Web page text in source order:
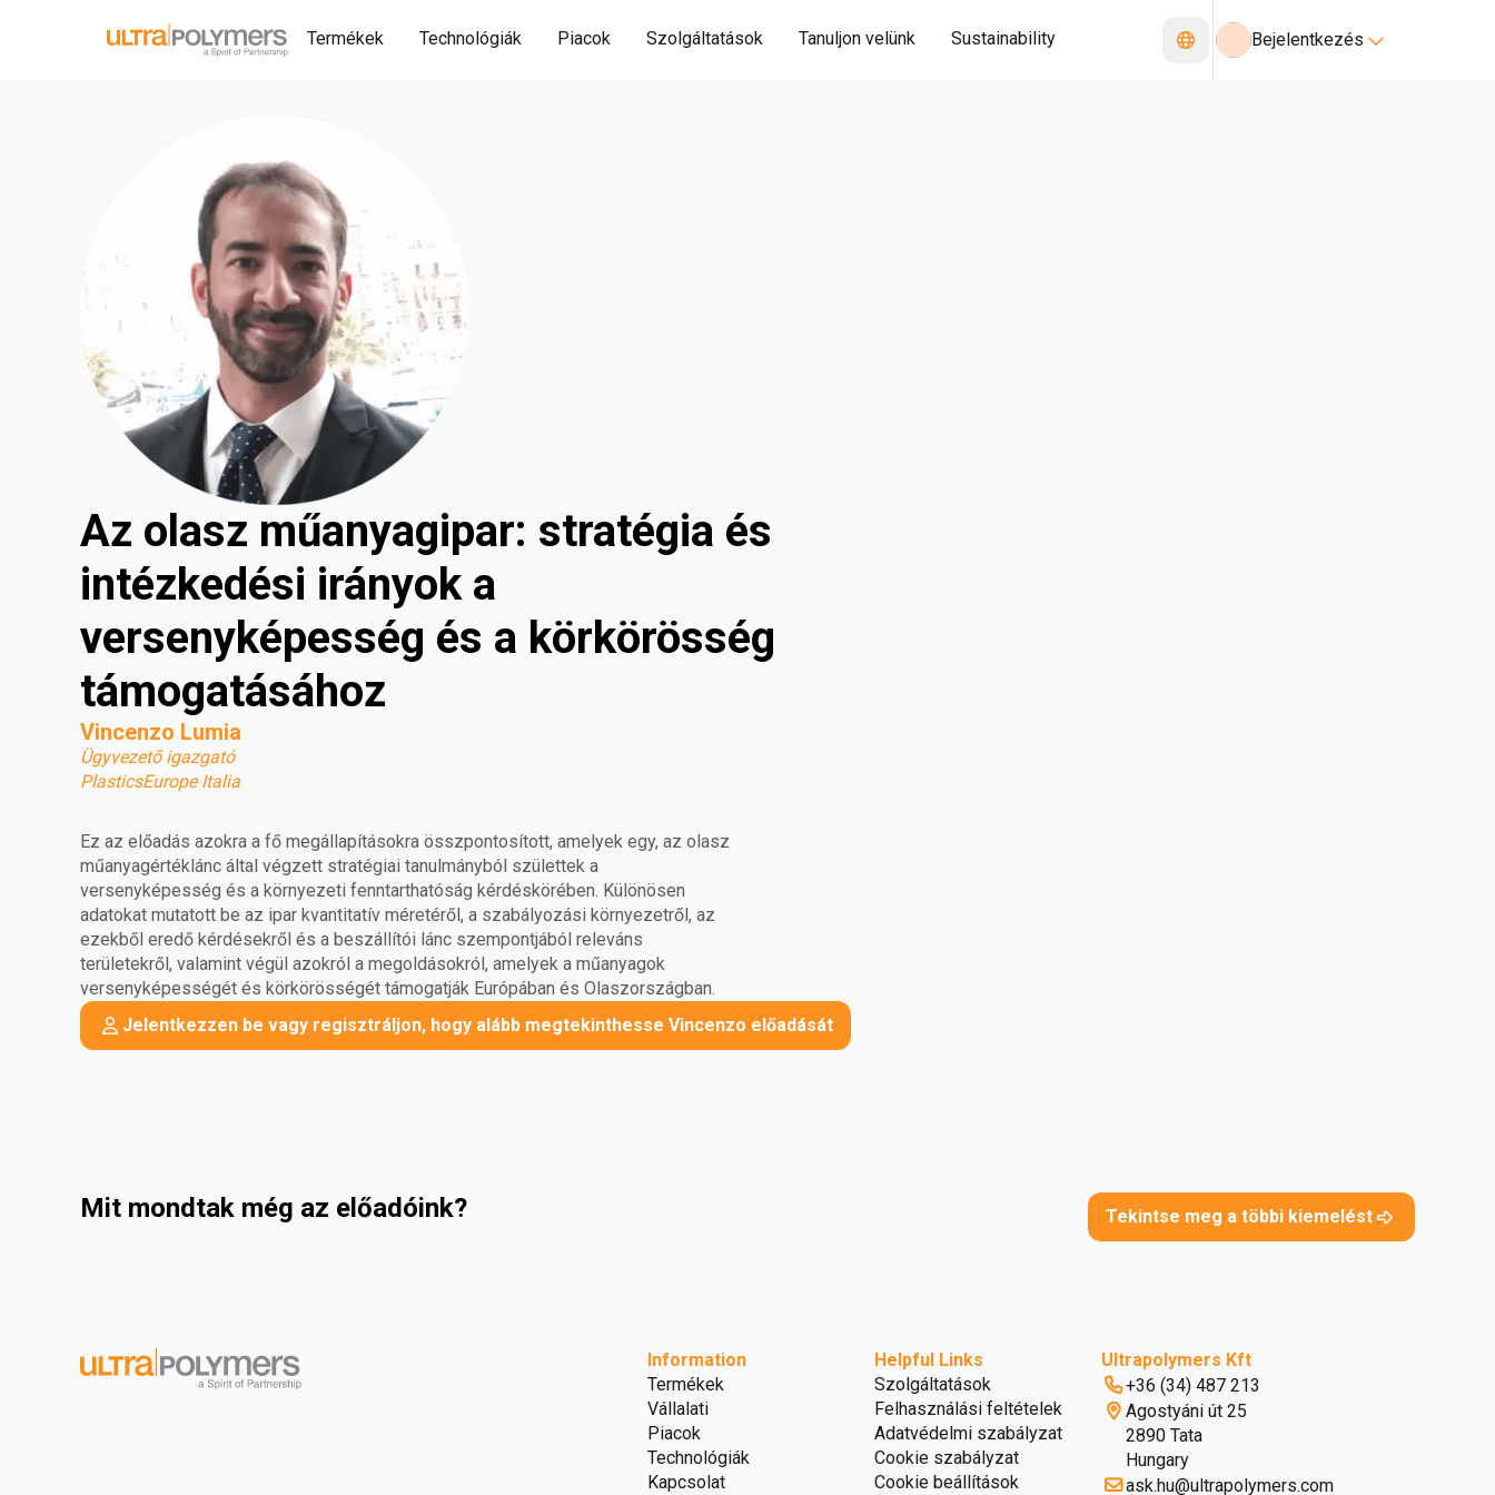
Termékek Technológiák Piacok Szolgáltatások Tanuljon velünk Sustainability Bejelentkezés
Az olasz műanyagipar: stratégia és
intézkedési irányok a
versenyképesség és a körkörösség
támogatásához
Vincenzo Lumia
Ügyvezető igazgató
PlasticsEurope Italia
Ez az előadás azokra a fő megállapításokra összpontosított, amelyek egy, az olasz
műanyagértéklánc által végzett stratégiai tanulmányból születtek a
versenyképesség és a környezeti fenntarthatóság kérdéskörében. Különösen
adatokat mutatott be az ipar kvantitatív méretéről, a szabályozási környezetről, az
ezekből eredő kérdésekről és a beszállítói lánc szempontjából releváns
területekről, valamint végül azokról a megoldásokról, amelyek a műanyagok
versenyképességét és körkörösségét támogatják Európában és Olaszországban.
Jelentkezzen be vagy regisztráljon, hogy alább megtekinthesse Vincenzo előadását
Mit mondtak még az előadóink? Tekintse meg a többi kiemelést
Information
Termékek
Vállalati
Piacok
Technológiák
Kapcsolat
Helpful Links
Szolgáltatások
Felhasználási feltételek
Adatvédelmi szabályzat
Cookie szabályzat
Cookie beállítások
Ultrapolymers Kft
+36 (34) 487 213
Agostyáni út 25
2890 Tata
Hungary
ask.hu@ultrapolymers.com